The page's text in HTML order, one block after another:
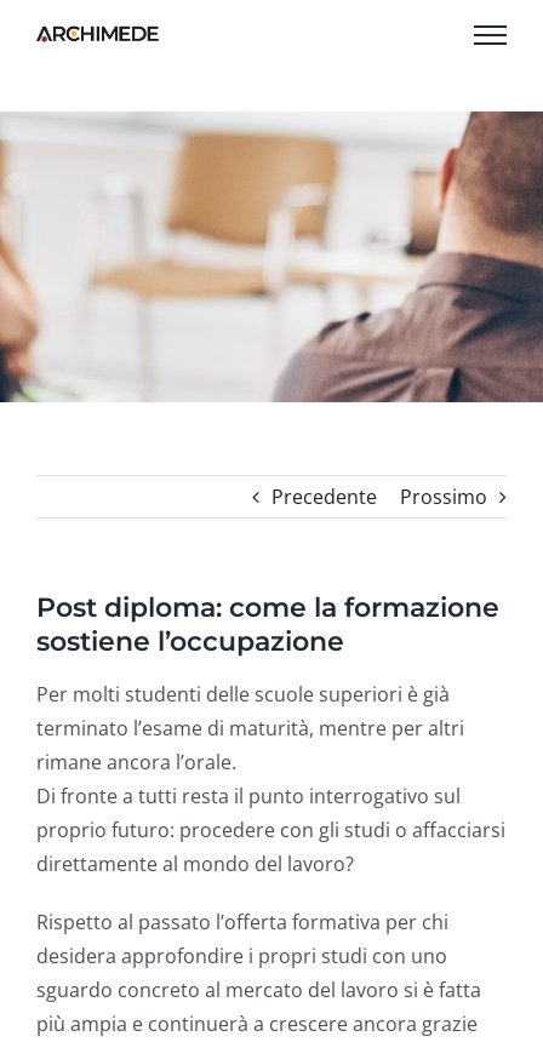
Precedente Prossimo
Post diploma: come la formazione
sostiene l’occupazione
Per molti studenti delle scuole superiori è già
terminato l’esame di maturità, mentre per altri
rimane ancora l’orale.
Di fronte a tutti resta il punto interrogativo sul
proprio futuro: procedere con gli studi o affacciarsi
direttamente al mondo del lavoro?
Rispetto al passato l’offerta formativa per chi
desidera approfondire i propri studi con uno
sguardo concreto al mercato del lavoro si è fatta
più ampia e continuerà a crescere ancora grazie